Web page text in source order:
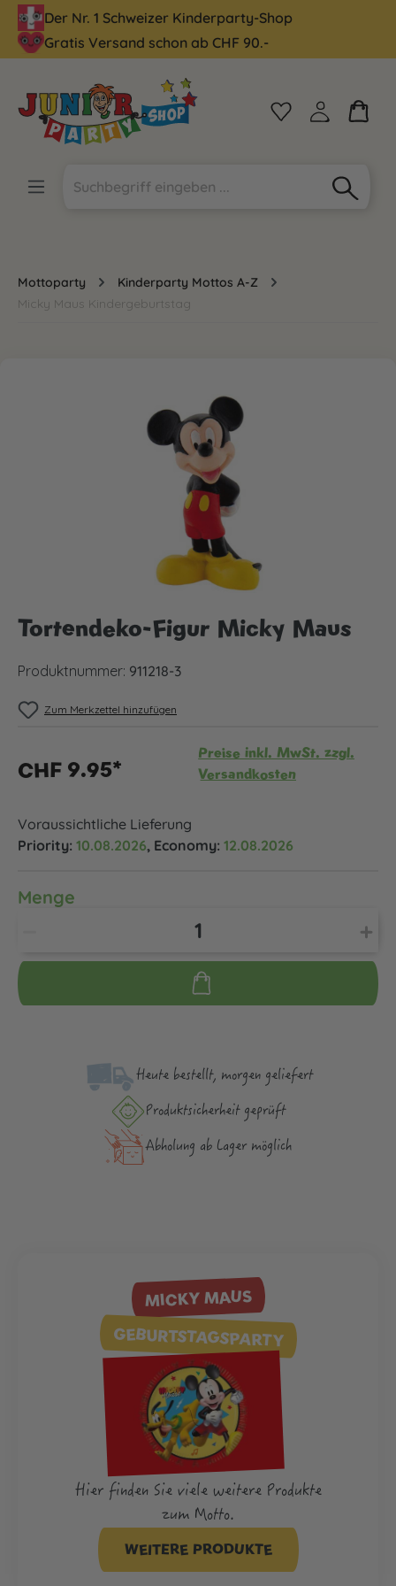
springen
Der Nr. 1 Schweizer Kinderparty-Shop
Gratis Versand schon ab CHF 90.-
Mottoparty
Kinderparty Mottos A-Z
Micky Maus Kindergeburtstag
Tortendeko-Figur Micky Maus
Produktnummer: 911218-3
Zum Merkzettel hinzufügen
CHF 9.95*
Preise inkl. MwSt. zzgl.
Versandkosten
Voraussichtliche Lieferung
Priority: 10.08.2026, Economy: 12.08.2026
Menge
Heute bestellt, morgen geliefert
Produktsicher­heit geprüft
Abholung ab Lager möglich
MICKY MAUS
GEBURTSTAGSPARTY
Hier finden Sie viele weitere Produkte
zum Motto.
WEITERE PRODUKTE